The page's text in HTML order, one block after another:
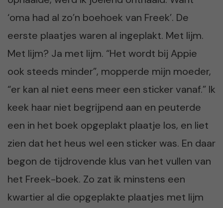
‘oma had al zo’n boehoek van Freek’. De
eerste plaatjes waren al ingeplakt. Met lijm.
Met lijm? Ja met lijm. “Het wordt bij Appie
ook steeds minder”, mopperde mijn moeder,
“er kan al niet eens meer een sticker vanaf.” Ik
keek haar niet begrijpend aan en peuterde
een in het boek opgeplakt plaatje los, en liet
zien dat het heus wel een sticker was. En daar
begon de tijdrovende klus van het vullen van
het Freek-boek. Zo zat ik minstens een
kwartier al die opgeplakte plaatjes met lijm